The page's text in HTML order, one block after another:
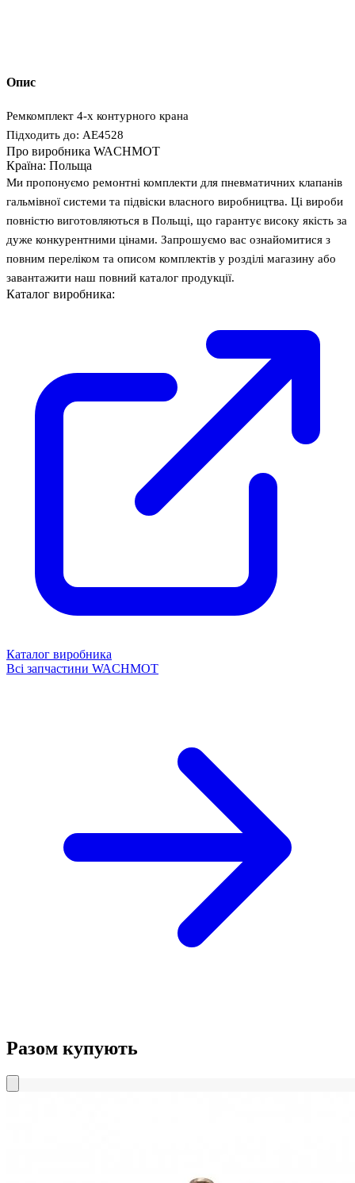
Опис
Ремкомплект 4-х контурного крана
Підходить до: AE4528
Про виробника WACHMOT
Країна: Польща
Ми пропонуємо ремонтні комплекти для пневматичних клапанів
гальмівної системи та підвіски власного виробництва. Ці вироби
повністю виготовляються в Польщі, що гарантує високу якість за
дуже конкурентними цінами. Запрошуємо вас ознайомитися з
повним переліком та описом комплектів у розділі магазину або
завантажити наш повний каталог продукції.
Каталог виробника:
Каталог виробника
Всі запчастини WACHMOT
Разом купують